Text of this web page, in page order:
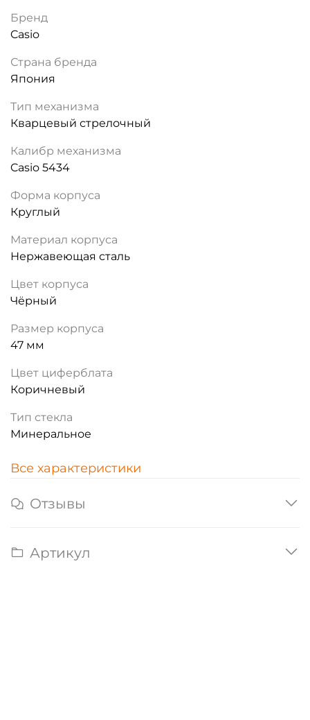
Бренд
Casio
Страна бренда
Япония
Тип механизма
Кварцевый стрелочный
Калибр механизма
Casio 5434
Форма корпуса
Круглый
Материал корпуса
Нержавеющая сталь
Цвет корпуса
Чёрный
Размер корпуса
47 мм
Цвет циферблата
Коричневый
Тип стекла
Минеральное
Все характеристики
Отзывы
Артикул